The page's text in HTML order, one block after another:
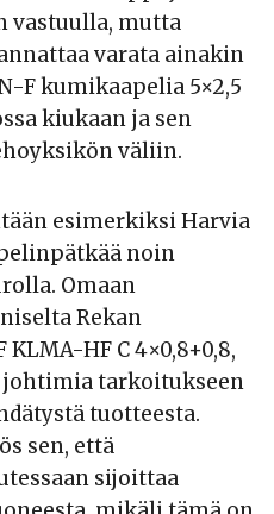
vastuulla, mutta
varata ainakin
F kumikaapelia 5×2,5
kiukaan ja sen
väliin.
esimerkiksi Harvia
noin
Omaan
Rekan
HF C 4×0,8+0,8,
johtimia tarkoitukseen
tuotteesta.
sen, että
sijoittaa